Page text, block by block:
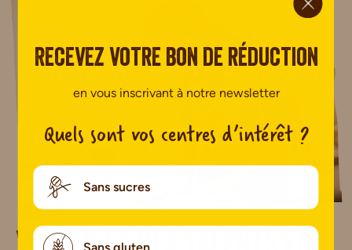
Recevez votre bon de réduction
en vous inscrivant à notre newsletter
Quels sont vos centres d’intérêt ?
Sans sucres